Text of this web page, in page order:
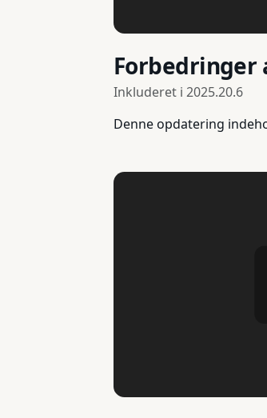
Forbedringer
Inkluderet i 2025.20.6
Denne opdatering